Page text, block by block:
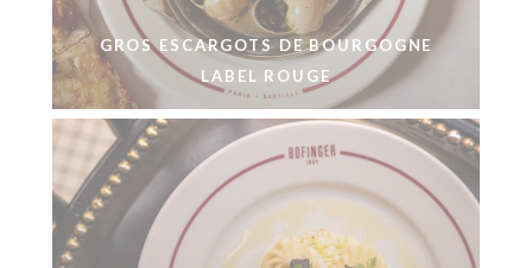
GROS ESCARGOTS DE BOURGOGNE
LABEL ROUGE